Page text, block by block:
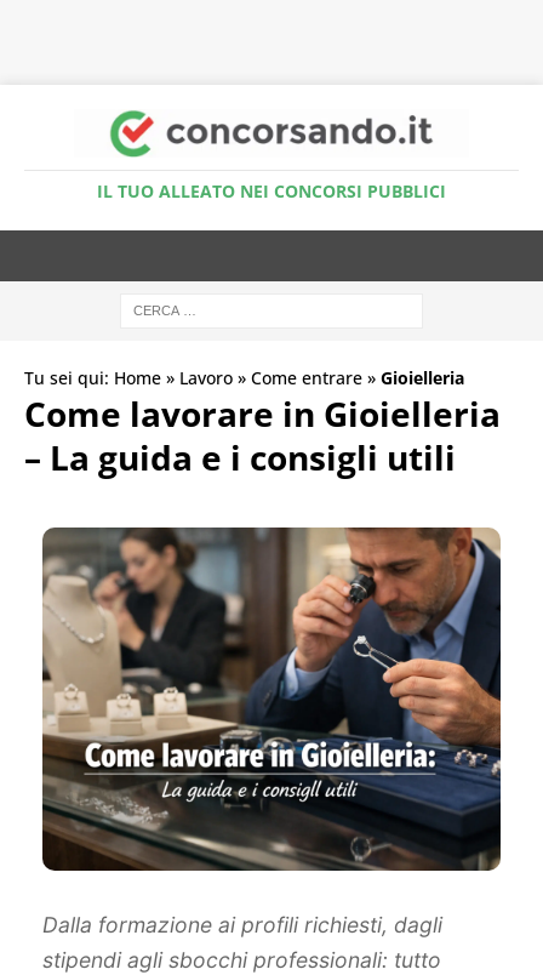
IL TUO ALLEATO NEI CONCORSI PUBBLICI
Tu sei qui: Home » Lavoro » Come entrare » Gioielleria
Come lavorare in Gioielleria
– La guida e i consigli utili
Dalla formazione ai profili richiesti, dagli
stipendi agli sbocchi professionali: tutto